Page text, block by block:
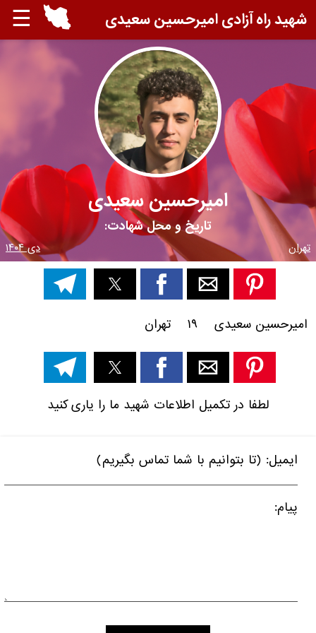
☰ شهید راه آزادی امیرحسین سعیدی
امیرحسین سعیدی
تاریخ و محل شهادت:
تهران دی ۱۴۰۴
امیرحسین سعیدی ۱۹ تهران
لطفا در تکمیل اطلاعات شهید ما را یاری کنید
ایمیل: (تا بتوانیم با شما تماس بگیریم)
پیام: